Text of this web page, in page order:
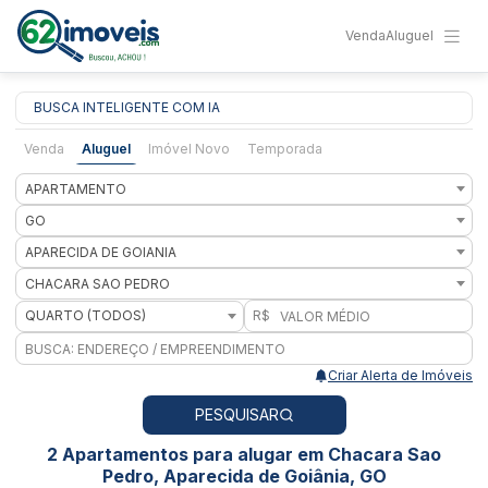
VendaAluguel
BUSCA INTELIGENTE COM IA
Venda Aluguel Imóvel Novo Temporada
APARTAMENTO
GO
APARECIDA DE GOIANIA
CHACARA SAO PEDRO
QUARTO (TODOS)
R$
Criar Alerta de Imóveis
PESQUISAR
2 Apartamentos para alugar em Chacara Sao
Pedro, Aparecida de Goiânia, GO